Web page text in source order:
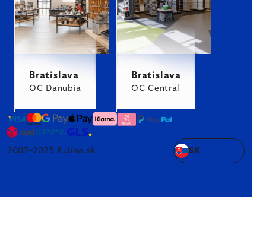
Bratislava
OC Danubia
Bratislava
OC Central
2007–2025 Kulina.sk SK